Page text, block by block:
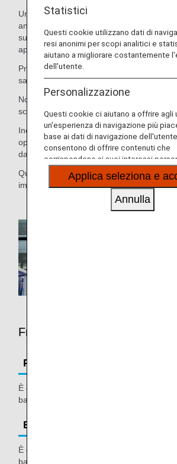
Un servizio conveniente che ti consente
anticipo, sul sito web ANA, per un
supera la franchigia gratuita per gli
applicano lenormative ANA sui bagagli.
Prova un check-in senza problemi
salire a bordo del tuo volo internazionale.
Nota: Puoi confermare le regole relative al
schermata di conferma della
Inoltre, puoi utilizzare questo servizio sui
operati da ANA con numero di volo ANA
da imbarcare che supera la franchigia
Questo servizio non può essere utilizzato
imbarcare supera le limitazioni di peso e
Franchigia bagaglio
Prima classe
È consentito portare gratuitamente tre
bagaglio extra.
Business Class/Premium
È consentito portare gratuitamente 1-2
bagaglio extra.
Statistici
Questi cookie utilizzano dati di
resi anonimi per scopi analitici e
aiutano a migliorare costantemente
dell'utente.
Personalizzazione
Questi cookie ci aiutano a offrire agli
un'esperienza di navigazione più
base ai dati di navigazione
consentono di offrire contenuti che
corrispondono ai suoi interessi
forma di siti web, e-mail, social media
Applica seleziona e
Annulla